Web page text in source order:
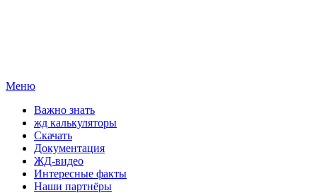
Меню
Важно знать
жд калькуляторы
Скачать
Документация
ЖД-видео
Интересные факты
Наши партнёры